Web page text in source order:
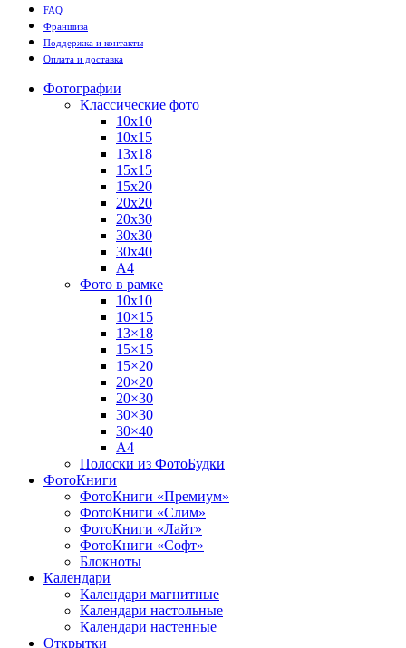
FAQ
Франшиза
Поддержка и контакты
Оплата и доставка
Фотографии
Классические фото
10х10
10х15
13х18
15х15
15х20
20х20
20х30
30х30
30х40
А4
Фото в рамке
10х10
10×15
13×18
15×15
15×20
20×20
20×30
30×30
30×40
A4
Полоски из ФотоБудки
ФотоКниги
ФотоКниги «Премиум»
ФотоКниги «Слим»
ФотоКниги «Лайт»
ФотоКниги «Софт»
Блокноты
Календари
Календари магнитные
Календари настольные
Календари настенные
Открытки